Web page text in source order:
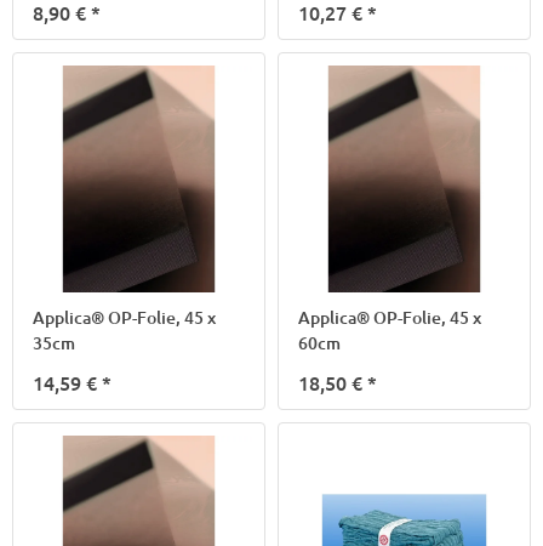
8,90 €* 10,27 €*
Applica® OP-Folie, 45 x
35cm
14,59 €*
Applica® OP-Folie, 45 x
60cm
18,50 €*